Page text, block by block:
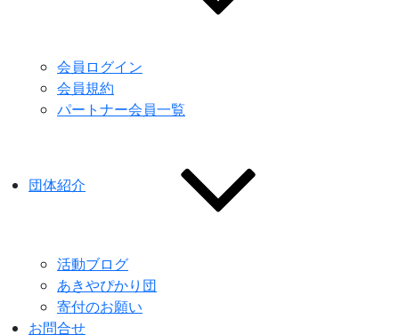
会員ログイン
会員規約
パートナー会員一覧
団体紹介
活動ブログ
あきやぴかり団
寄付のお願い
お問合せ